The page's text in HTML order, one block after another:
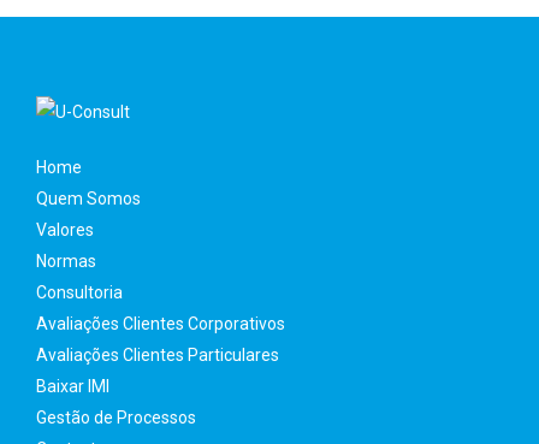
Home
Quem Somos
Valores
Normas
Consultoria
Avaliações Clientes Corporativos
Avaliações Clientes Particulares
Baixar IMI
Gestão de Processos